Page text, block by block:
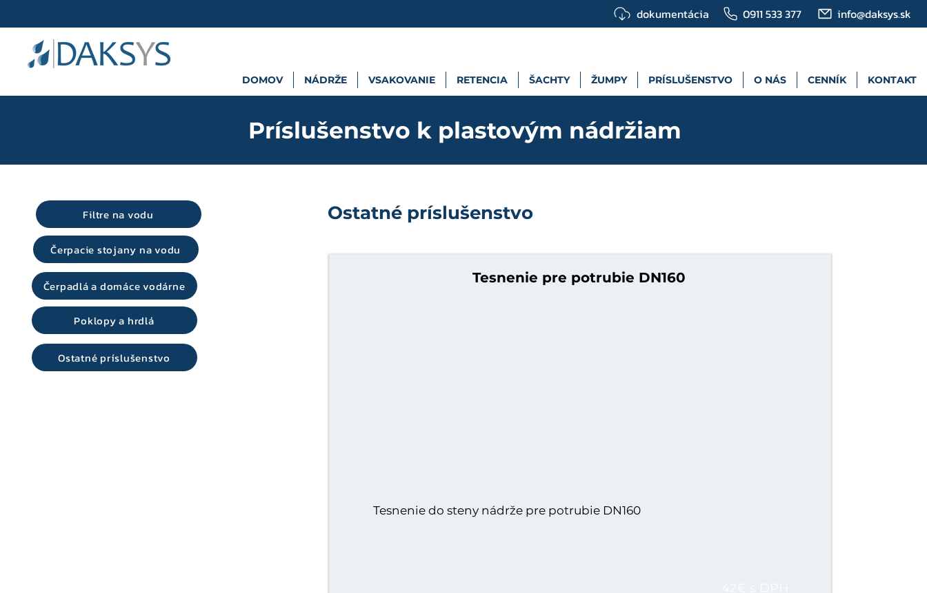
DOMOV NÁDRŽE VSAKOVANIE RETENCIA ŠACHTY ŽUMPY PRÍSLUŠENSTVO O NÁS CENNÍK KONTAKT
Príslušenstvo k plastovým nádržiam
Filtre na vodu
Čerpacie stojany na vodu
Čerpadlá a domáce vodárne
Poklopy a hrdlá
Ostatné príslušenstvo
Ostatné príslušenstvo
Tesnenie pre potrubie DN160
Tesnenie do steny nádrže pre potrubie DN160
dokumentácia 0911 533 377 info@daksys.sk